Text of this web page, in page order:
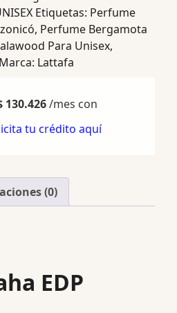
Etiquetas: Perfume
, Perfume Bergamota
Para Unisex,
Marca: Lattafa
130.426/mes con
tu crédito aquí
(0)
EDP